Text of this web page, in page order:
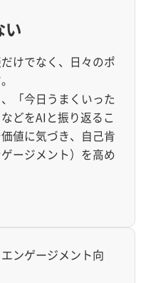
い
けでなく、日々のポ
「今日うまくいった
どをAIと振り返るこ
値に気づき、自己肯
ージメント）を高め